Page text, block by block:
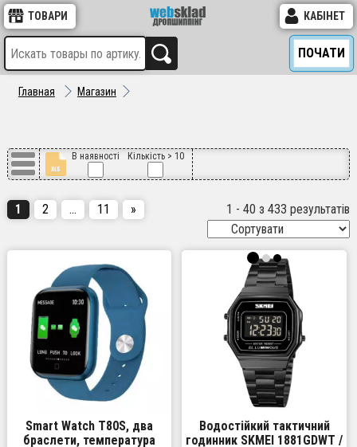
ТОВАРИ КАБІНЕТ
ПОЧАТИ
Главная Магазин
В наявності Кількість > 10
1 2 … 11 » 1 - 40 з 433 результатів
Smart Watch T80S, два
браслети, температура
Водостійкий тактичний
годинник SKMEI 1881GDWT /